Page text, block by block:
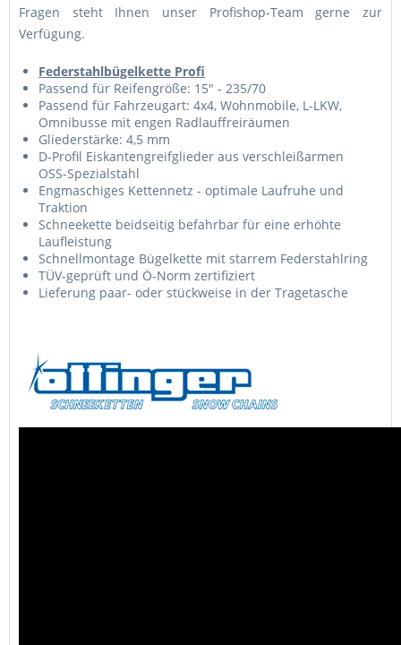
Fragen steht Ihnen unser Profishop-Team gerne zur
Verfügung.
Federstahlbügelkette Profi
Passend für Reifengröße: 15" - 235/70
Passend für Fahrzeugart: 4x4, Wohnmobile, L-LKW,
Omnibusse mit engen Radlauffreiräumen
Gliederstärke: 4,5 mm
D-Profil Eiskantengreifglieder aus verschleißarmen
OSS-Spezialstahl
Engmaschiges Kettennetz - optimale Laufruhe und
Traktion
Schneekette beidseitig befahrbar für eine erhöhte
Laufleistung
Schnellmontage Bügelkette mit starrem Federstahlring
TÜV-geprüft und Ö-Norm zertifiziert
Lieferung paar- oder stückweise in der Tragetasche